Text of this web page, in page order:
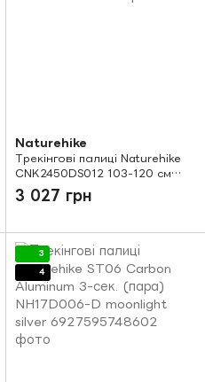
Naturehike
Трекінгові палиці Naturehike
CNK2450DS012 103-120 см
green
3 027 грн
3
4